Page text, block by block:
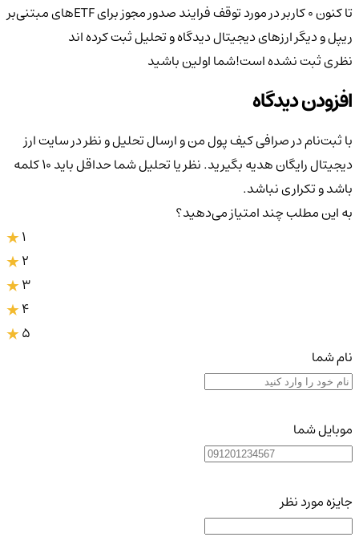
تا کنون 0 کاربر در مورد
توقف فرایند صدور مجوز برای ETFهای مبتنی‌بر
ریپل و دیگر ارزهای دیجیتالدیدگاه و تحلیل ثبت کرده اند
نظری ثبت نشده است!شما اولین باشید
افزودن دیدگاه
با ثبت‌نام در صرافی کیف پول من و ارسال تحلیل و نظر در سایت ارز
دیجیتال رایگان هدیه بگیرید. نظر یا تحلیل شما حداقل باید ۱۰ کلمه
باشد و تکراری نباشد.
به این مطلب چند امتیاز می‌دهید؟
3
4
5
نام شما
موبایل شما
جایزه مورد نظر